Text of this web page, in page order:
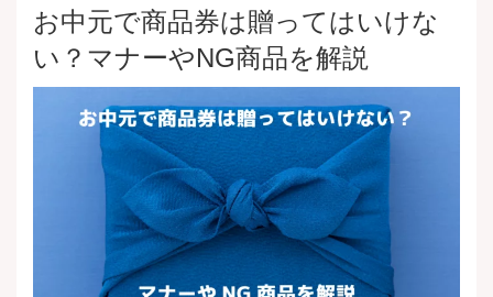
お中元で商品券は贈ってはいけな
い？マナーやNG商品を解説